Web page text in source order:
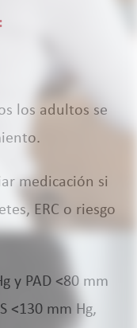
los adultos se
medicación si
ERC o riesgo
y PAD <80 mm
<130 mm Hg,